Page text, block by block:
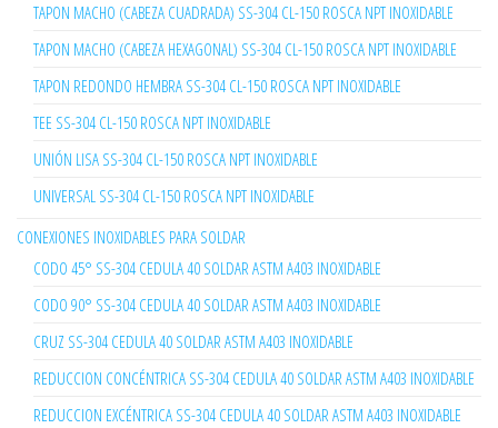
TAPON MACHO (CABEZA CUADRADA) SS-304 CL-150 ROSCA NPT INOXIDABLE
TAPON MACHO (CABEZA HEXAGONAL) SS-304 CL-150 ROSCA NPT INOXIDABLE
TAPON REDONDO HEMBRA SS-304 CL-150 ROSCA NPT INOXIDABLE
TEE SS-304 CL-150 ROSCA NPT INOXIDABLE
UNIÓN LISA SS-304 CL-150 ROSCA NPT INOXIDABLE
UNIVERSAL SS-304 CL-150 ROSCA NPT INOXIDABLE
CONEXIONES INOXIDABLES PARA SOLDAR
CODO 45° SS-304 CEDULA 40 SOLDAR ASTM A403 INOXIDABLE
CODO 90° SS-304 CEDULA 40 SOLDAR ASTM A403 INOXIDABLE
CRUZ SS-304 CEDULA 40 SOLDAR ASTM A403 INOXIDABLE
REDUCCION CONCÉNTRICA SS-304 CEDULA 40 SOLDAR ASTM A403 INOXIDABLE
REDUCCION EXCÉNTRICA SS-304 CEDULA 40 SOLDAR ASTM A403 INOXIDABLE